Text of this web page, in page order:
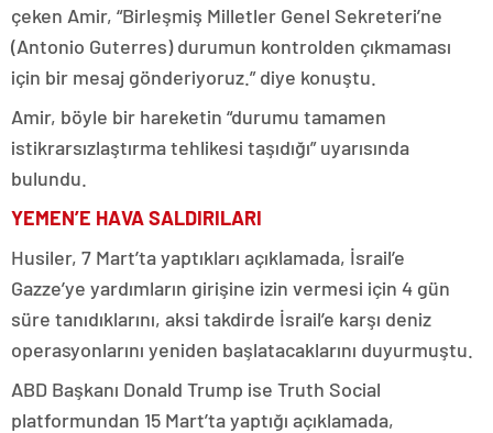
çeken Amir, “Birleşmiş Milletler Genel Sekreteri’ne
(Antonio Guterres) durumun kontrolden çıkmaması
için bir mesaj gönderiyoruz.” diye konuştu.
Amir, böyle bir hareketin “durumu tamamen
istikrarsızlaştırma tehlikesi taşıdığı” uyarısında
bulundu.
YEMEN’E HAVA SALDIRILARI
Husiler, 7 Mart’ta yaptıkları açıklamada, İsrail’e
Gazze’ye yardımların girişine izin vermesi için 4 gün
süre tanıdıklarını, aksi takdirde İsrail’e karşı deniz
operasyonlarını yeniden başlatacaklarını duyurmuştu.
ABD Başkanı Donald Trump ise Truth Social
platformundan 15 Mart’ta yaptığı açıklamada,